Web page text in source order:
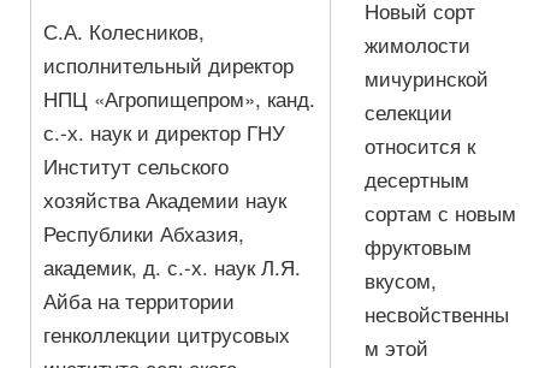
С.А. Колесников,
исполнительный директор
НПЦ «Агропищепром», канд.
с.-х. наук и директор ГНУ
Институт сельского
хозяйства Академии наук
Республики Абхазия,
академик, д. с.-х. наук Л.Я.
Айба на территории
генколлекции цитрусовых
Новый сорт
жимолости
мичуринской
селекции
относится к
десертным
сортам с новым
фруктовым
вкусом,
несвойственны
м этой